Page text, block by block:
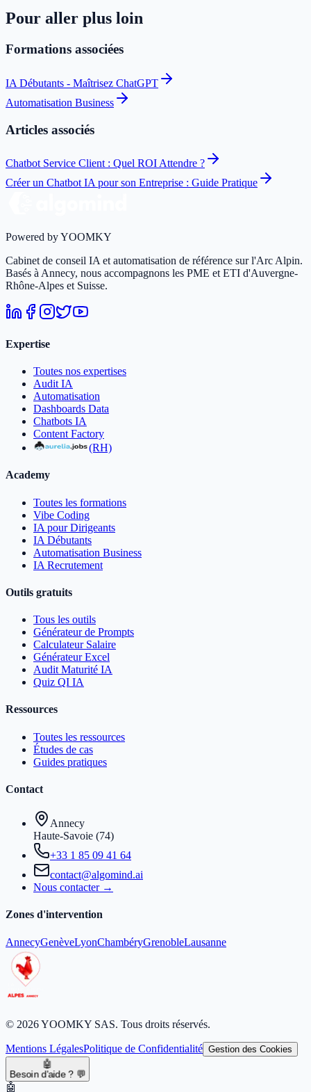
Pour aller plus loin
Formations associées
IA Débutants - Maîtrisez ChatGPT
Automatisation Business
Articles associés
Chatbot Service Client : Quel ROI Attendre ?
Créer un Chatbot IA pour son Entreprise : Guide Pratique
Powered by YOOMKY
Cabinet de conseil IA et automatisation de référence sur l'Arc Alpin.
Basés à Annecy, nous accompagnons les PME et ETI d'Auvergne-
Rhône-Alpes et Suisse.
Expertise
Toutes nos expertises
Audit IA
Automatisation
Dashboards Data
Chatbots IA
Content Factory
(RH)
Academy
Toutes les formations
Vibe Coding
IA pour Dirigeants
IA Débutants
Automatisation Business
IA Recrutement
Outils gratuits
Tous les outils
Générateur de Prompts
Calculateur Salaire
Générateur Excel
Audit Maturité IA
Quiz QI IA
Ressources
Toutes les ressources
Études de cas
Guides pratiques
Contact
Annecy
Haute-Savoie (74)
+33 1 85 09 41 64
contact@algomind.ai
Nous contacter →
Zones d'intervention
AnnecyGenèveLyonChambéryGrenobleLausanne
© 2026 YOOMKY SAS. Tous droits réservés.
Mentions LégalesPolitique de Confidentialité Gestion des Cookies
🤖
Besoin d'aide ? 💬
🤖